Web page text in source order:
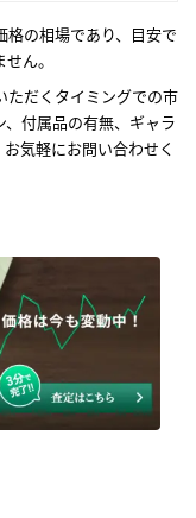
格の相場であり、目安で
ん。
ただくタイミングでの市
付属品の有無、ギャラ
気軽にお問い合わせく